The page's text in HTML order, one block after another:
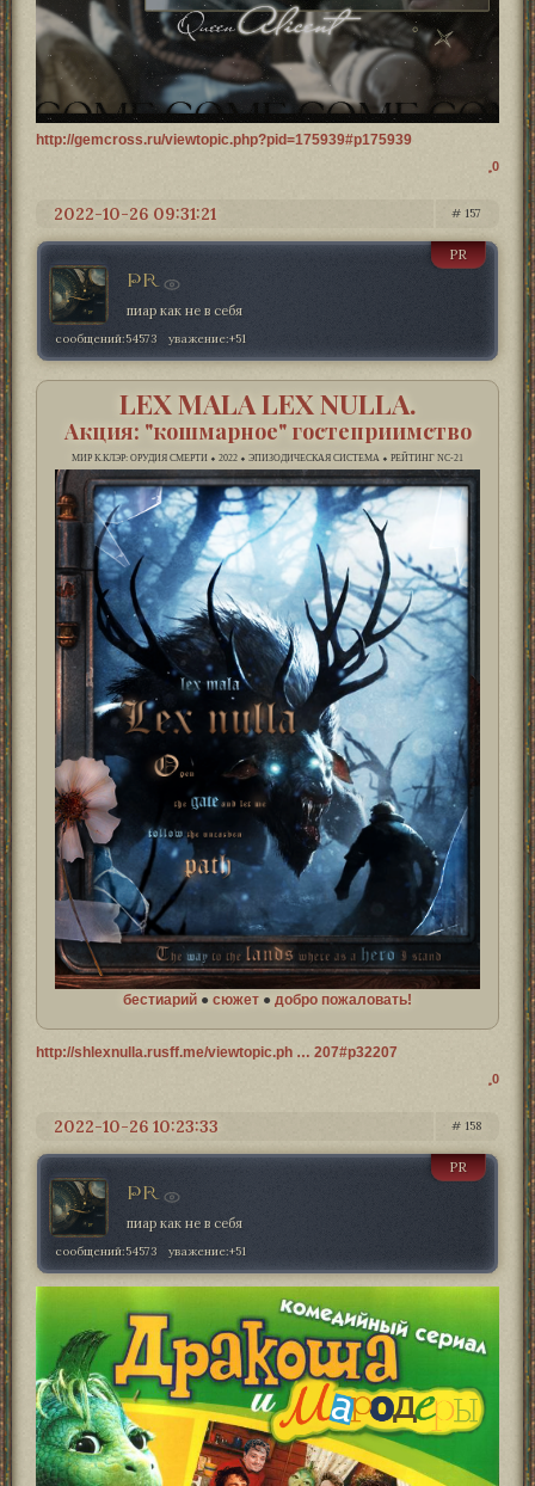
http://gemcross.ru/viewtopic.php?pid=175939#p175939
0
157
2022-10-26 09:31:21
PR
PR
пиар как не в себя
сообщений:54573 уважение:+51
LEX MALA LEX NULLA.
Акция: "кошмарное" гостеприимство
МИР К.КЛЭР: ОРУДИЯ СМЕРТИ ⬥ 2022 ⬥ ЭПИЗОДИЧЕСКАЯ СИСТЕМА ⬥ РЕЙТИНГ NC-21
бестиарий ● сюжет ● добро пожаловать!
http://shlexnulla.rusff.me/viewtopic.ph … 207#p32207
0
158
2022-10-26 10:23:33
PR
PR
пиар как не в себя
сообщений:54573 уважение:+51